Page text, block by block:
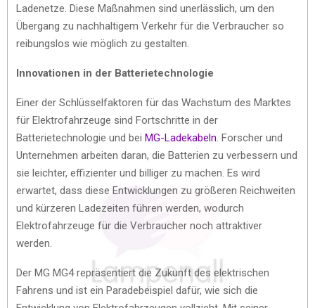
Ladenetze. Diese Maßnahmen sind unerlässlich, um den
Übergang zu nachhaltigem Verkehr für die Verbraucher so
reibungslos wie möglich zu gestalten.
Innovationen in der Batterietechnologie
Einer der Schlüsselfaktoren für das Wachstum des Marktes
für Elektrofahrzeuge sind Fortschritte in der
Batterietechnologie und bei MG-Ladekabeln . Forscher und
Unternehmen arbeiten daran, die Batterien zu verbessern und
sie leichter, effizienter und billiger zu machen. Es wird
erwartet, dass diese Entwicklungen zu größeren Reichweiten
und kürzeren Ladezeiten führen werden, wodurch
Elektrofahrzeuge für die Verbraucher noch attraktiver
werden.
Der MG MG4 repräsentiert die Zukunft des elektrischen
Fahrens und ist ein Paradebeispiel dafür, wie sich die